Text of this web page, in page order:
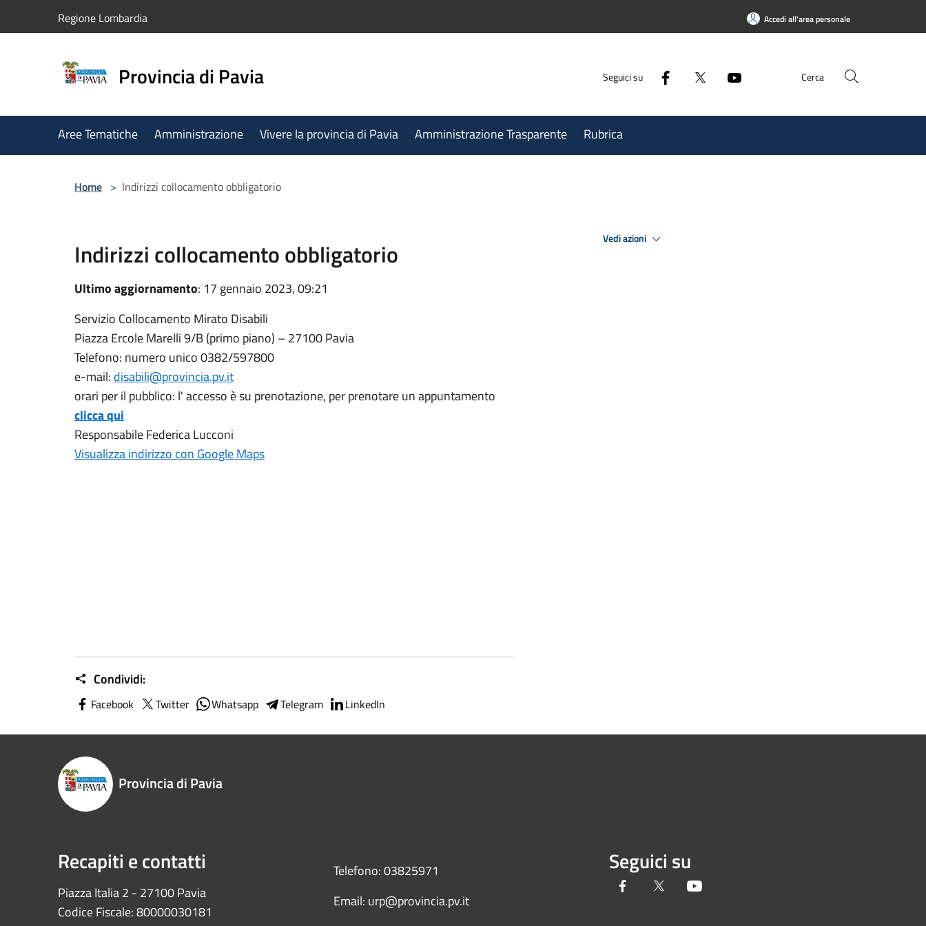
Regione Lombardia Accedi all'area personale
Provincia di Pavia Seguici su Cerca
Aree Tematiche Amministrazione Vivere la provincia di Pavia Amministrazione Trasparente Rubrica
Home > Indirizzi collocamento obbligatorio
Indirizzi collocamento obbligatorio
Ultimo aggiornamento: 17 gennaio 2023, 09:21
Servizio Collocamento Mirato Disabili
Piazza Ercole Marelli 9/B (primo piano) – 27100 Pavia
Telefono: numero unico 0382/597800
e-mail: disabili@provincia.pv.it
orari per il pubblico: l' accesso è su prenotazione, per prenotare un appuntamento
clicca qui
Responsabile Federica Lucconi
Visualizza indirizzo con Google Maps
Condividi:
Facebook Twitter Whatsapp Telegram LinkedIn
Vedi azioni
Provincia di Pavia
Recapiti e contatti
Piazza Italia 2 - 27100 Pavia
Codice Fiscale: 80000030181
Telefono: 03825971
Email: urp@provincia.pv.it
Seguici su
Facebook Twitter